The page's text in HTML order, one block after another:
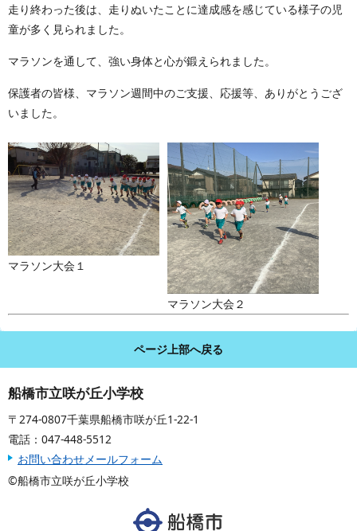
走り終わった後は、走りぬいたことに達成感を感じている様子の児
童が多く見られました。
マラソンを通して、強い身体と心が鍛えられました。
保護者の皆様、マラソン週間中のご支援、応援等、ありがとうござ
いました。
マラソン大会１
マラソン大会２
ページ上部へ戻る
船橋市立咲が丘小学校
〒274-0807千葉県船橋市咲が丘1-22-1
電話：047-448-5512
お問い合わせメールフォーム
©船橋市立咲が丘小学校